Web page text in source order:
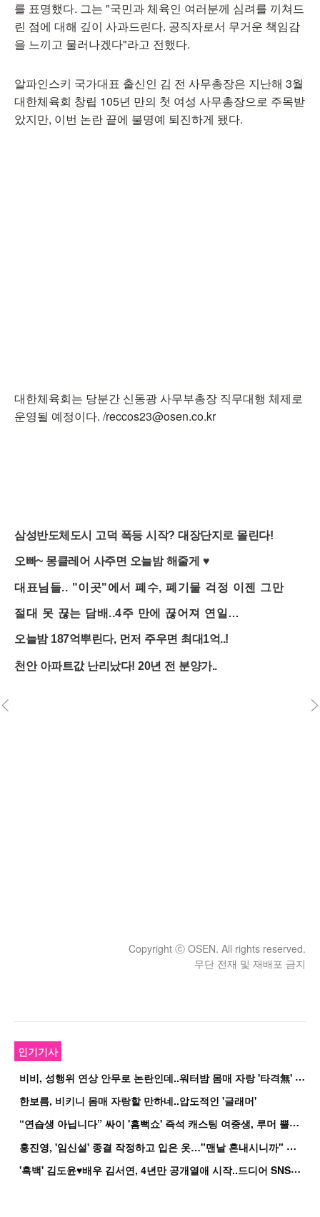
를 표명했다. 그는 "국민과 체육인 여러분께 심려를 끼쳐드
린 점에 대해 깊이 사과드린다. 공직자로서 무거운 책임감
을 느끼고 물러나겠다"라고 전했다.
알파인스키 국가대표 출신인 김 전 사무총장은 지난해 3월
대한체육회 창립 105년 만의 첫 여성 사무총장으로 주목받
았지만, 이번 논란 끝에 불명예 퇴진하게 됐다.
대한체육회는 당분간 신동광 사무부총장 직무대행 체제로
운영될 예정이다. /reccos23@osen.co.kr
Copyright ⓒ OSEN. All rights reserved.
무단 전재 및 재배포 금지
인기기사
비
비, 성행위 연상 안무로 논란인데..워터밤 몸매 자랑 '타격無' 근황
한보름, 비키니 몸매 자랑할 만하네..압도적인 '글래머'
“
연습생 아닙니다” 싸이 '흠뻑쇼' 즉석 캐스팅 여중생, 루머 뿔났다[Oh!쎈 이...
홍
진영, '임신설' 종결 작정하고 입은 옷…"맨날 혼내시니까" 억울
'
흑백' 김도윤♥배우 김서연, 4년만 공개열애 시작..드디어 SNS에 노출 [핫피...